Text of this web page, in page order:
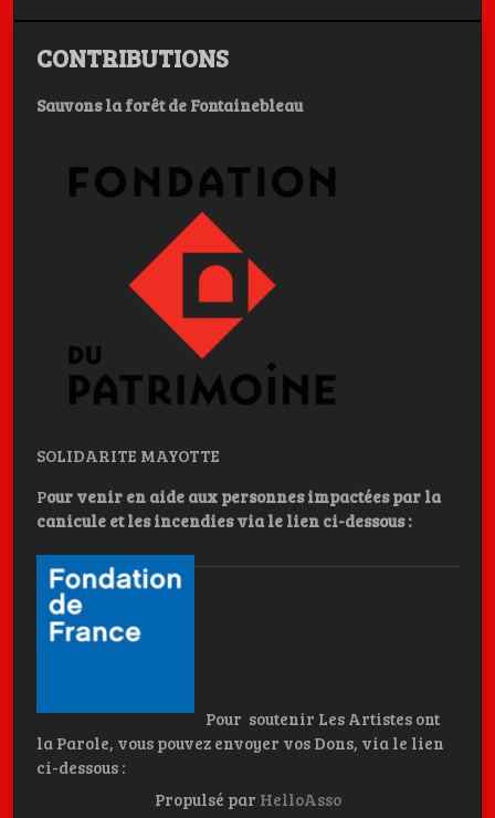
Les Artistes ont la Parole, c'est aussi dans la poche
CONTRIBUTIONS
Sauvons la forêt de Fontainebleau
SOLIDARITE MAYOTTE
Pour venir en aide aux personnes impactées par la
canicule et les incendies via le lien ci-dessous :
Pour soutenir Les Artistes ont
la Parole, vous pouvez envoyer vos Dons, via le lien
ci-dessous :
Propulsé par HelloAsso